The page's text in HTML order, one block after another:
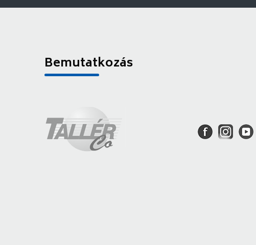
Bemutatkozás